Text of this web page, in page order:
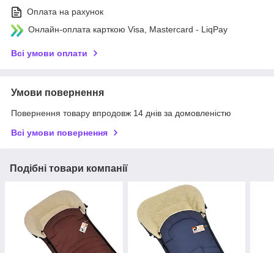
Оплата на рахунок
Онлайн-оплата карткою Visa, Mastercard - LiqPay
Всі умови оплати
Умови повернення
Повернення товару впродовж 14 днів за домовленістю
Всі умови повернення
Подібні товари компанії